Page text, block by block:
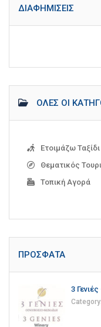
ΔΙΑΦΗΜΊΣΕΙΣ
ΌΛΕΣ ΟΙ
Ετοιμάζω Ταξίδι
Θεματικός
Τοπική Αγορά
ΠΡΌΣΦΑΤΑ
3
Category: